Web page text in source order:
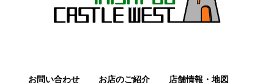
お問い合わせ お店のご紹介 店舗情報・地図